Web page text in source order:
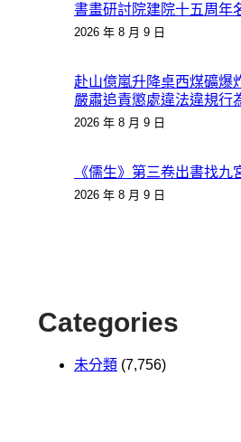
書畫研討院建院十五周年
2026 年 8 月 9 日
赴山億嵐升降桌西煤礦爆
嚴肅追責懲處違法違規行
2026 年 8 月 9 日
《儒生》第三卷出書找
2026 年 8 月 9 日
Categories
未分類 (7,756)